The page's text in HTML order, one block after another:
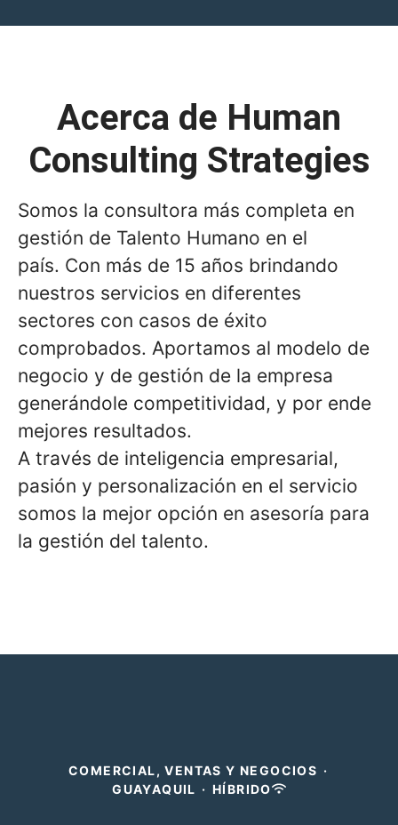
Acerca de Human
Consulting Strategies
Somos la consultora más completa en
gestión de Talento Humano en el
país. Con más de 15 años brindando
nuestros servicios en diferentes
sectores con casos de éxito
comprobados. Aportamos al modelo de
negocio y de gestión de la empresa
generándole competitividad, y por ende
mejores resultados.
A través de inteligencia empresarial,
pasión y personalización en el servicio
somos la mejor opción en asesoría para
la gestión del talento.
COMERCIAL, VENTAS Y NEGOCIOS ·
GUAYAQUIL · HÍBRIDO